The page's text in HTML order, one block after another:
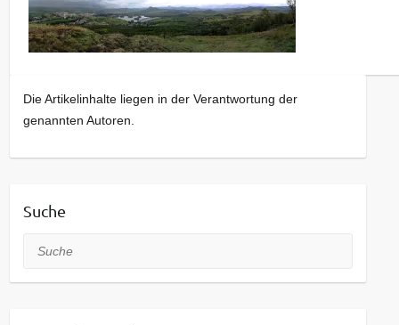
Die Artikelinhalte liegen in der Verantwortung der
genannten Autoren.
Suche
Suche